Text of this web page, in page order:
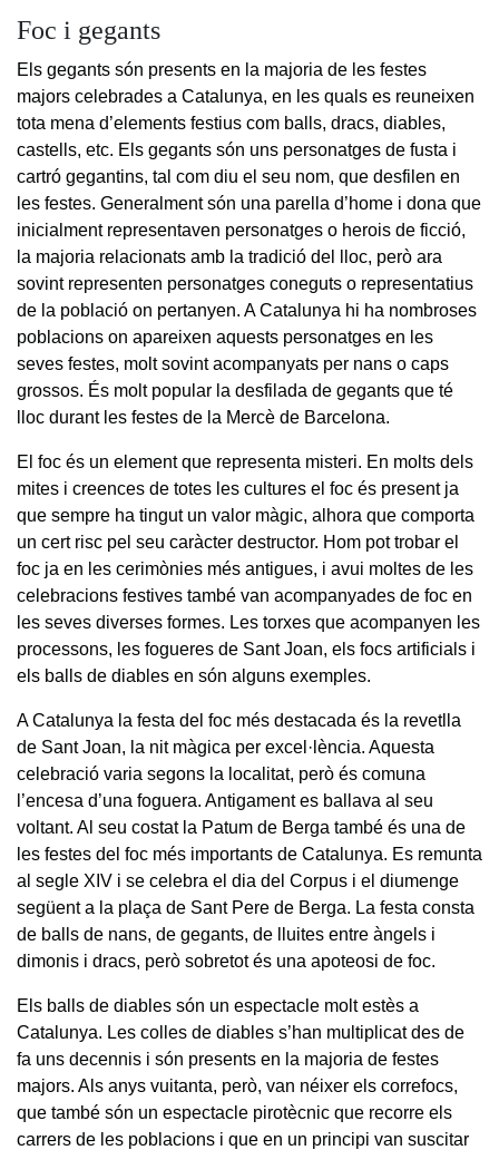
Foc i gegants
Els gegants són presents en la majoria de les festes
majors celebrades a Catalunya, en les quals es reuneixen
tota mena d’elements festius com balls, dracs, diables,
castells, etc. Els gegants són uns personatges de fusta i
cartró gegantins, tal com diu el seu nom, que desfilen en
les festes. Generalment són una parella d’home i dona que
inicialment representaven personatges o herois de ficció,
la majoria relacionats amb la tradició del lloc, però ara
sovint representen personatges coneguts o representatius
de la població on pertanyen. A Catalunya hi ha nombroses
poblacions on apareixen aquests personatges en les
seves festes, molt sovint acompanyats per nans o caps
grossos. És molt popular la desfilada de gegants que té
lloc durant les festes de la Mercè de Barcelona.
El foc és un element que representa misteri. En molts dels
mites i creences de totes les cultures el foc és present ja
que sempre ha tingut un valor màgic, alhora que comporta
un cert risc pel seu caràcter destructor. Hom pot trobar el
foc ja en les cerimònies més antigues, i avui moltes de les
celebracions festives també van acompanyades de foc en
les seves diverses formes. Les torxes que acompanyen les
processons, les fogueres de Sant Joan, els focs artificials i
els balls de diables en són alguns exemples.
A Catalunya la festa del foc més destacada és la revetlla
de Sant Joan, la nit màgica per excel·lència. Aquesta
celebració varia segons la localitat, però és comuna
l’encesa d’una foguera. Antigament es ballava al seu
voltant. Al seu costat la Patum de Berga també és una de
les festes del foc més importants de Catalunya. Es remunta
al segle XIV i se celebra el dia del Corpus i el diumenge
següent a la plaça de Sant Pere de Berga. La festa consta
de balls de nans, de gegants, de lluites entre àngels i
dimonis i dracs, però sobretot és una apoteosi de foc.
Els balls de diables són un espectacle molt estès a
Catalunya. Les colles de diables s’han multiplicat des de
fa uns decennis i són presents en la majoria de festes
majors. Als anys vuitanta, però, van néixer els correfocs,
que també són un espectacle pirotècnic que recorre els
carrers de les poblacions i que en un principi van suscitar